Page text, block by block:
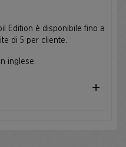
Edition è disponibile fino a
di 5 per cliente.
inglese.